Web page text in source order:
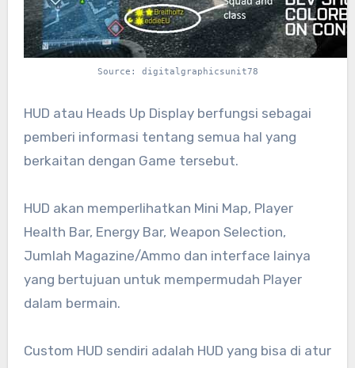
Source: digitalgraphicsunit78
HUD atau Heads Up Display berfungsi sebagai
pemberi informasi tentang semua hal yang
berkaitan dengan Game tersebut.
HUD akan memperlihatkan Mini Map, Player
Health Bar, Energy Bar, Weapon Selection,
Jumlah Magazine/Ammo dan interface lainya
yang bertujuan untuk mempermudah Player
dalam bermain.
Custom HUD sendiri adalah HUD yang bisa di atur